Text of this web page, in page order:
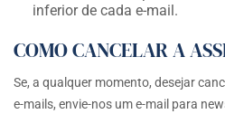
inferior de cada e-mail.
COMO CANCELAR A
Se, a qualquer momento, desejar
e-mails, envie-nos um e-mail para